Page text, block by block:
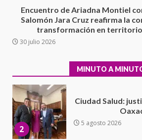
Encuentro de Ariadna Montiel
Salomón Jara Cruz reafirma la
transformación en
30 julio 2026
MINUTO A
Moisés
5 agosto 2026
5 agosto 2026
3
con el
Cruz reafirma la
de la